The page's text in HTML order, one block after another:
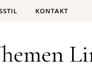
KONTAKT